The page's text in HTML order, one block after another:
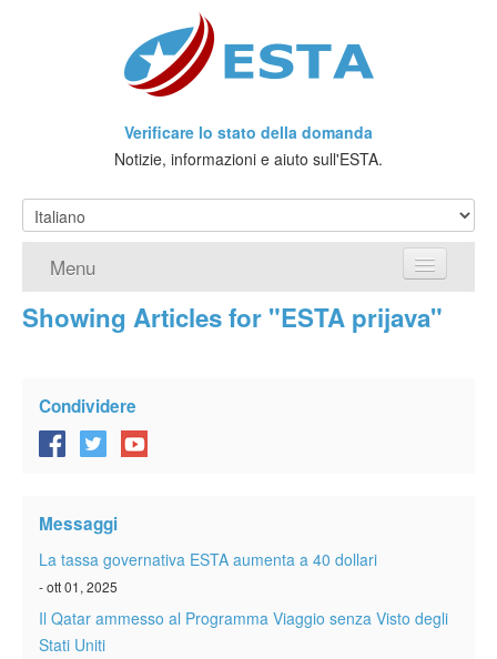
Verificare lo stato della domanda
Notizie, informazioni e aiuto sull'ESTA.
Menu
Home
Che cos'è l'ESTA?
Viaggio senza Visto
ESTA info
Contatto
Showing Articles for "ESTA prijava"
Condividere
Messaggi
La tassa governativa ESTA aumenta a 40 dollari
- ott 01, 2025
Il Qatar ammesso al Programma Viaggio senza Visto degli
Stati Uniti